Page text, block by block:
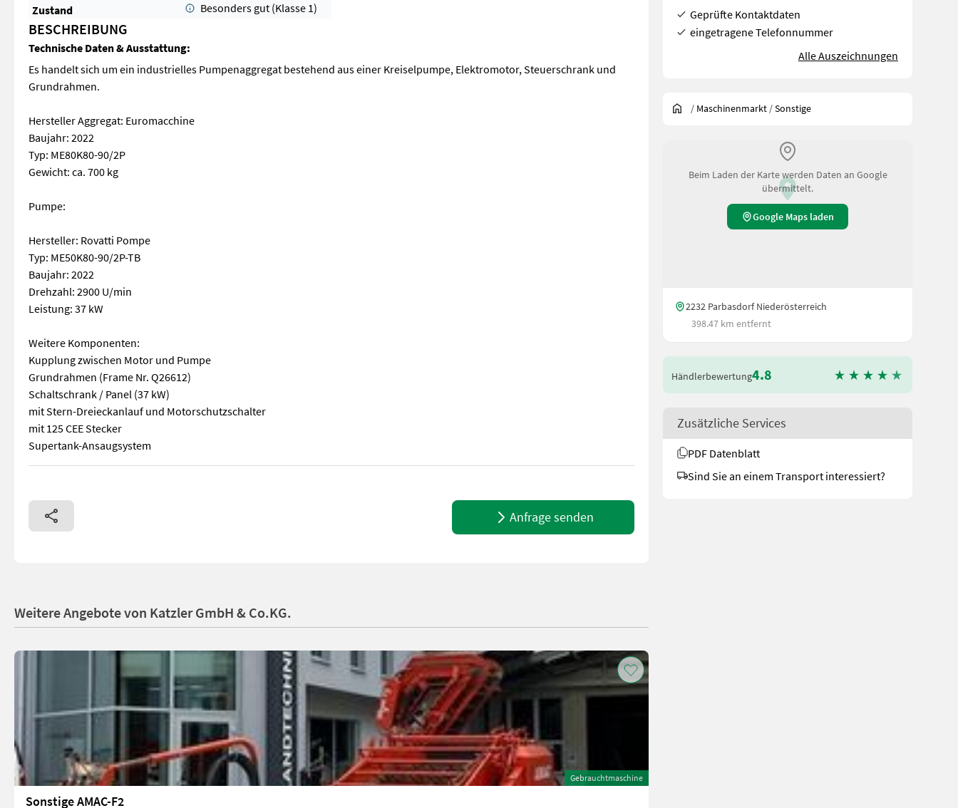
Zustand
Besonders gut (Klasse 1)
BESCHREIBUNG
Technische Daten & Ausstattung:
Es handelt sich um ein industrielles Pumpenaggregat bestehend aus einer Kreiselpumpe, Elektromotor, Steuerschrank und
Grundrahmen.
Hersteller Aggregat: Euromacchine
Baujahr: 2022
Typ: ME80K80-90/2P
Gewicht: ca. 700 kg
Pumpe:
Hersteller: Rovatti Pompe
Typ: ME50K80-90/2P-TB
Baujahr: 2022
Drehzahl: 2900 U/min
Leistung: 37 kW
Weitere Komponenten:
Kupplung zwischen Motor und Pumpe
Grundrahmen (Frame Nr. Q26612)
Schaltschrank / Panel (37 kW)
mit Stern-Dreieckanlauf und Motorschutzschalter
mit 125 CEE Stecker
Supertank-Ansaugsystem
Es handelt sich um ein industrielles Pumpenaggregat bestehend aus einer Kreiselpumpe, Elektromotor, Steuerschrank und Grundrahmen. Hersteller Aggregat: Euromacchine Baujahr: 2022
Anfrage senden
Geprüfte Kontaktdaten
eingetragene Telefonnummer
Alle Auszeichnungen
/ Maschinenmarkt /Sonstige
Beim Laden der Karte werden Daten an Google
übermittelt.
Google Maps laden
2232 Parbasdorf Niederösterreich
398.47 km entfernt
Händlerbewertung4.8
Zusätzliche Services
PDF Datenblatt
Sind Sie an einem Transport interessiert?
Weitere Angebote von Katzler GmbH & Co.KG.
Gebrauchtmaschine
Sonstige AMAC-F2